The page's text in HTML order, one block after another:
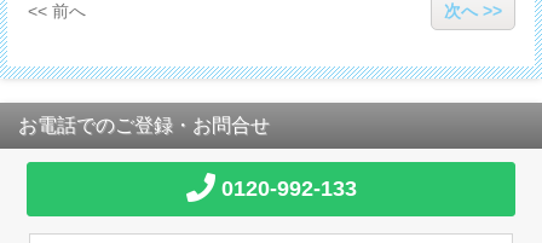
<< 前へ 次へ >>
お電話でのご登録・お問合せ
0120-992-133